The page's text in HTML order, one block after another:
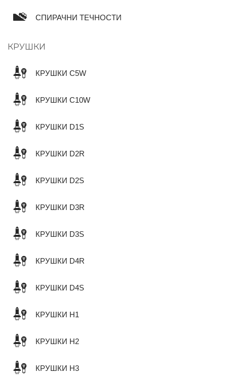
СПИРАЧНИ ТЕЧНОСТИ
КРУШКИ
КРУШКИ C5W
КРУШКИ C10W
КРУШКИ D1S
КРУШКИ D2R
КРУШКИ D2S
КРУШКИ D3R
КРУШКИ D3S
КРУШКИ D4R
КРУШКИ D4S
КРУШКИ H1
КРУШКИ H2
КРУШКИ H3